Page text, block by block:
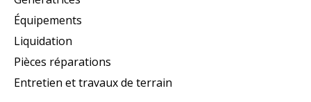
Équipements
Liquidation
Pièces réparations
Entretien et travaux de terrain